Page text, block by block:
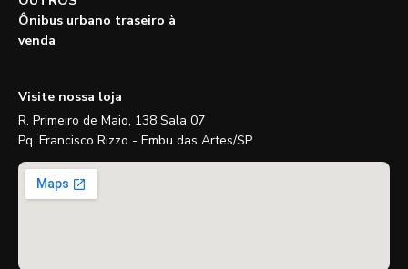
Ônibus urbano traseiro à
venda
Visite nossa loja
R. Primeiro de Maio, 138 Sala 07
Pq. Francisco Rizzo - Embu das Artes/SP